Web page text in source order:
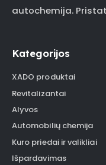
autochemija.
Kategorijos
XADO produktai
Revitalizantai
Alyvos
Automobilių chemija
Kuro priedai ir valikliai
Išpardavimas